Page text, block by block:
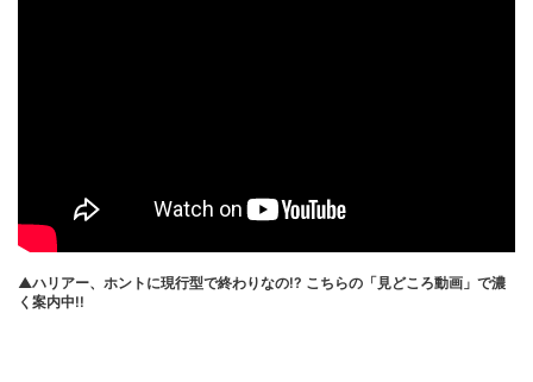
▲ハリアー、ホントに現行型で終わりなの!? こちらの「見どころ動画」で濃
く案内中!!